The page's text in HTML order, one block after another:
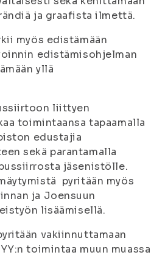
ja graafista ilmettä.
myös edistämään
edistämisohjelman
yllä
liittyen
toimintaansa tapaamalla
edustajia
sekä parantamalla
jäsenistölle.
pyritään myös
ja Joensuun
lisäämisellä.
vakiinnuttamaan
toimintaa muun muassa